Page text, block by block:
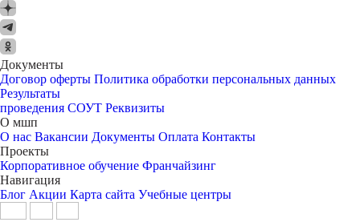
Документы
Договор оферты Политика обработки персональных данных
Результаты
проведения СОУТ Реквизиты
О мшп
О нас Вакансии Документы Оплата Контакты
Проекты
Корпоративное обучение Франчайзинг
Навигация
Блог Акции Карта сайта Учебные центры